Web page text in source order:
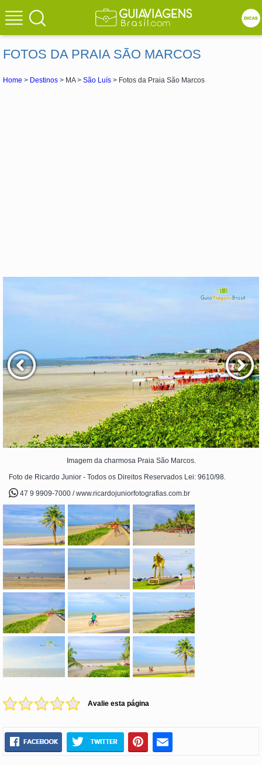
FOTOS DA PRAIA SÃO MARCOS
Home > Destinos > MA > São Luís > Fotos da Praia São Marcos
Imagem da charmosa Praia São Marcos.
Foto de Ricardo Junior - Todos os Direitos Reservados Lei: 9610/98.
47 9 9909-7000 / www.ricardojuniorfotografias.com.br
Avalie esta página